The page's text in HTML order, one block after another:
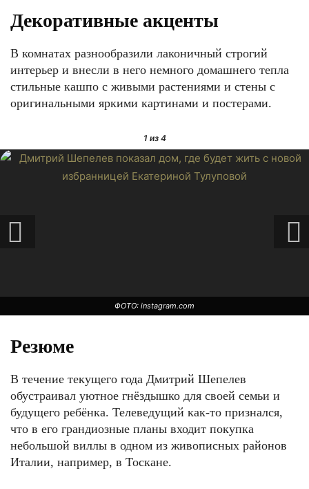
Декоративные акценты
В комнатах разнообразили лаконичный строгий
интерьер и внесли в него немного домашнего тепла
стильные кашпо с живыми растениями и стены с
оригинальными яркими картинами и постерами.
1из 4
ФОТО: instagram.com
Резюме
В течение текущего года Дмитрий Шепелев
обустраивал уютное гнёздышко для своей семьи и
будущего ребёнка. Телеведущий как-то признался,
что в его грандиозные планы входит покупка
небольшой виллы в одном из живописных районов
Италии, например, в Тоскане.